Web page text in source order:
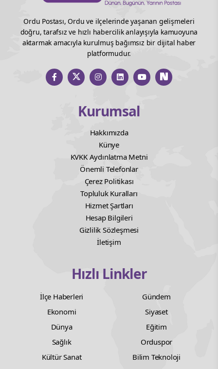
Ordu Postası, Ordu ve ilçelerinde yaşanan gelişmeleri
doğru, tarafsız ve hızlı habercilik anlayışıyla kamuoyuna
aktarmak amacıyla kurulmuş bağımsız bir dijital haber
platformudur.
Kurumsal
Hakkımızda
Künye
KVKK Aydınlatma Metni
Önemli Telefonlar
Çerez Politikası
Topluluk Kuralları
Hizmet Şartları
Hesap Bilgileri
Gizlilik Sözleşmesi
İletişim
Hızlı Linkler
İlçe Haberleri
Gündem
Ekonomi
Siyaset
Dünya
Eğitim
Sağlık
Orduspor
Kültür Sanat
Bilim Teknoloji